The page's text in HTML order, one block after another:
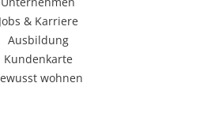
Jobs & Karriere
Ausbildung
Kundenkarte
wohnen